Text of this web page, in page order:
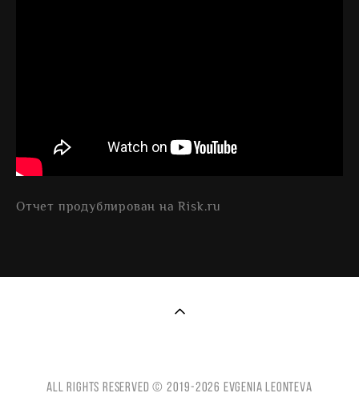
Отчет продублирован наRisk.ru
All Rights reserved © 2019-2026 Evgenia Leonteva